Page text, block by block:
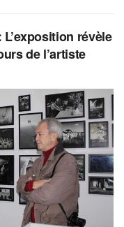
L’exposition révèle
de l’artiste